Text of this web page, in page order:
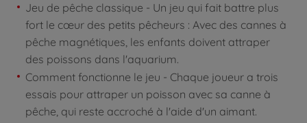
Jeu de pêche classique - Un jeu qui fait battre plus
fort le cœur des petits pêcheurs : Avec des cannes à
pêche magnétiques, les enfants doivent attraper
des poissons dans l'aquarium.
Comment fonctionne le jeu - Chaque joueur a trois
essais pour attraper un poisson avec sa canne à
pêche, qui reste accroché à l'aide d'un aimant.